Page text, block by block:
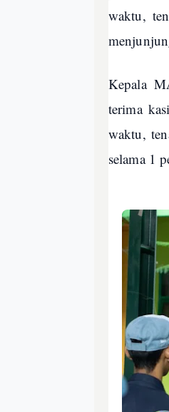
waktu,
Kepala
terima
waktu,
selama 1